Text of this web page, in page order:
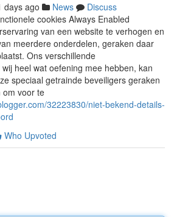
days ago News
Discuss
cookies Always Enabled
van een website te verhogen en
meerdere onderdelen, geraken daar
Ons verschillende
heel wat oefening mee hebben, kan
speciaal getrainde beveiligers geraken
om voor te
32223830/niet-bekend-details-
Who Upvoted